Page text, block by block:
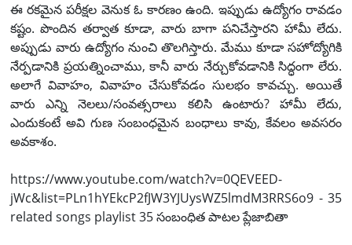
ఈ రకమైన పరీక్షల వెనుక ఓ కారణం ఉంది. ఇప్పుడు ఉద్యోగం రావడం
కష్టం. పొందిన తర్వాత కూడా, వారు బాగా పనిచేస్తారని హామీ లేదు.
అప్పుడు వారు ఉద్యోగం నుంచి తొలగిస్తారు. మేము కూడా సహోద్యోగికి
నేర్పడానికి ప్రయత్నించాము, కానీ వారు నేర్చుకోవడానికి సిద్ధంగా లేరు.
అలాగే వివాహం, వివాహం చేసుకోవడం సులభం కావచ్చు. అయితే
వారు ఎన్ని నెలలు/సంవత్సరాలు కలిసి ఉంటారు? హామీ లేదు,
ఎందుకంటే అవి గుణ సంబంధమైన బంధాలు కావు, కేవలం అవసరం
అవకాశం.
https://www.youtube.com/watch?v=0QEVEED-
jWc&list=PLn1hYEkcP2fJW3YJUysWZ5lmdM3RRS6o9 - 35
related songs playlist 35 సంబంధిత పాటల ప్లేజాబితా